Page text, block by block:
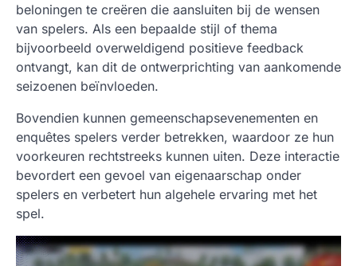
beloningen te creëren die aansluiten bij de wensen
van spelers. Als een bepaalde stijl of thema
bijvoorbeeld overweldigend positieve feedback
ontvangt, kan dit de ontwerprichting van aankomende
seizoenen beïnvloeden.
Bovendien kunnen gemeenschapsevenementen en
enquêtes spelers verder betrekken, waardoor ze hun
voorkeuren rechtstreeks kunnen uiten. Deze interactie
bevordert een gevoel van eigenaarschap onder
spelers en verbetert hun algehele ervaring met het
spel.